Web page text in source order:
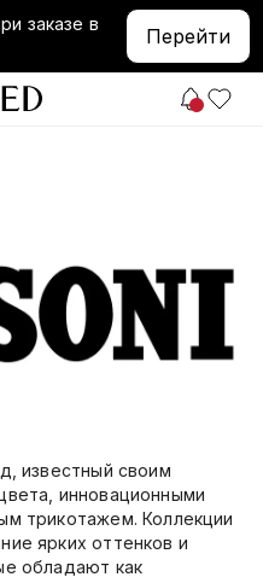
заказе в
Перейти
известный своим
инновационными
трикотажем. Коллекции
ярких оттенков и
обладают как